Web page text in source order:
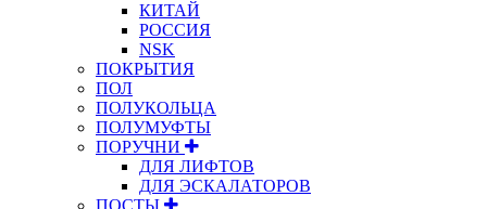
КИТАЙ
РОССИЯ
NSK
ПОКРЫТИЯ
ПОЛ
ПОЛУКОЛЬЦА
ПОЛУМУФТЫ
ПОРУЧНИ
ДЛЯ ЛИФТОВ
ДЛЯ ЭСКАЛАТОРОВ
ПОСТЫ